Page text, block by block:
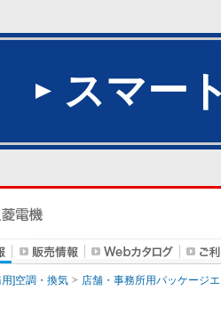
スマー
用]空調・換気 店舗・事務所用パッケージ